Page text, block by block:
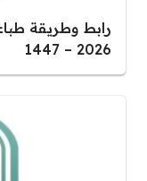
رابط وطريقة
2026 – 1447